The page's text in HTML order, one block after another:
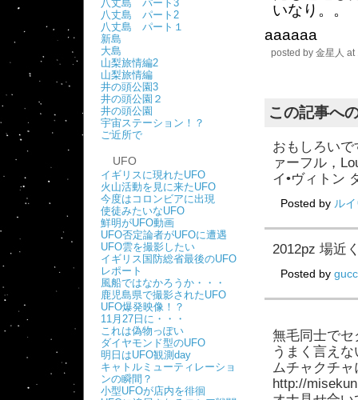
八丈島 パート3
八丈島 パート2
八丈島 パート１
新島
大島
山梨旅情編2
山梨旅情編
井の頭公園3
井の頭公園２
井の頭公園
宇宙ステーション！？
ご近所で
UFO
イギリスに現れたUFO
火山活動を見に来たUFO
今度はコロンビアに出現
使徒みたいなUFO
鮮明がUFO動画
UFO否定論者がUFOに遭遇
UFO雲を撮影したい
イギリス国防総省最後のUFO
レポート
風船ではなかろうか・・・
鹿児島県で撮影されたUFO
UFO爆発映像！？
11月27日に・・・
これは偽物っぽい
ダイヤモンド型のUFO
明日はUFO観測day
キャトルミューティレーショ
ンの瞬間？
小型UFOが店内を徘徊
いなり。。
aaaaaa
posted by 金星人 at
この記事へ
おもしろい
ァーフル，
イ•ヴィトン
Posted by ル
2012pz 場近
Posted by
無毛同士で
うまく言え
ムチャクチ
http://